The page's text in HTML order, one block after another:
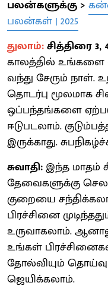
பலன்களுக்கு >
பலன்கள் | 2025
துலாம்:சித்திரை
காலத்தில் உங்களை
வந்து சேரும் நாள்.
தொடர்பு மூலமாக
ஒப்பந்தங்களை
ஈடுபடலாம்.
இருக்காது.
சுவாதி:இந்த மாதம்
தேவைகளுக்கு
குறையை
பிரச்சினை
உருவாகலாம்.
உங்கள்
தோல்வியும்
ஜெயிக்கலாம்.